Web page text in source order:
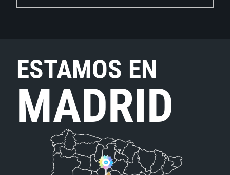
ESTAMOS EN
MADRID